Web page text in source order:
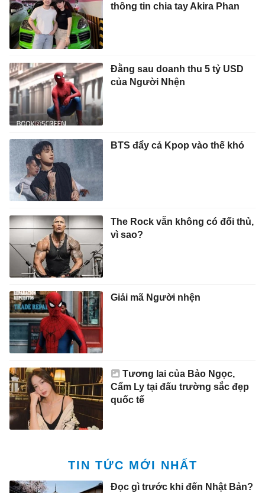
thông tin chia tay Akira Phan
Đằng sau doanh thu 5 tỷ USD
của Người Nhện
BTS đẩy cả Kpop vào thế khó
The Rock vẫn không có đối thủ,
vì sao?
Giải mã Người nhện
Tương lai của Bảo Ngọc,
Cẩm Ly tại đấu trường sắc đẹp
quốc tế
TIN TỨC MỚI NHẤT
Đọc gì trước khi đến Nhật Bản?